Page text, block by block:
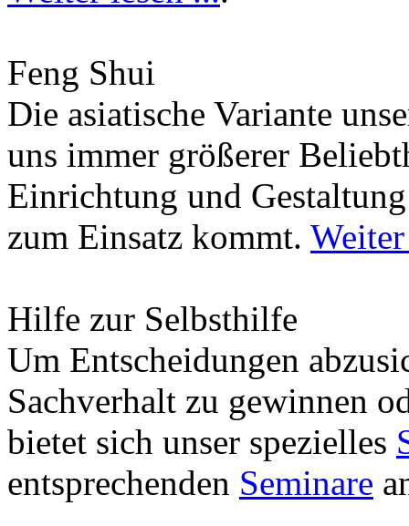
Feng Shui
Die asiatische Variante
uns immer größerer
Einrichtung und
zum Einsatz kommt.
Hilfe zur Selbsthilfe
Um Entscheidungen
Sachverhalt zu gewinnen
bietet sich unser spezielles
entsprechenden Seminare